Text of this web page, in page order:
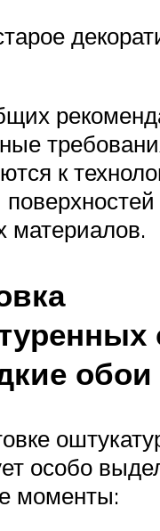
к
материалов.
обои
особо
моменты: